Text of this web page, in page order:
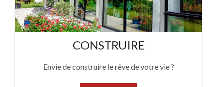
CONSTRUIRE
Envie de construire le rêve de votre vie ?